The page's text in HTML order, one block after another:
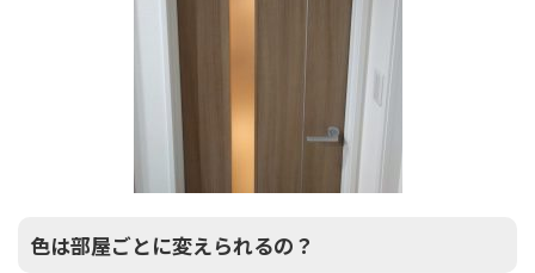
色は部屋ごとに変えられるの？